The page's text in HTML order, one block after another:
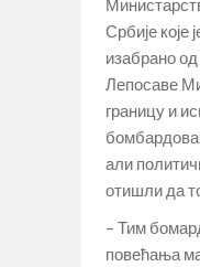
Србије које
изабрано
Лепосаве
границу и
али
отишли да
– Тим
повећања